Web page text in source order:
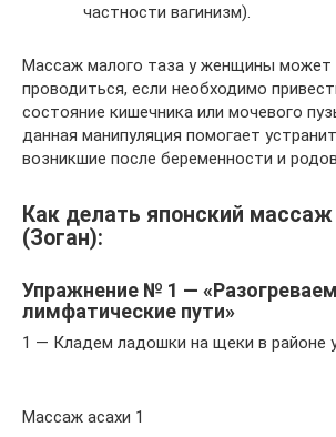
частности вагинизм).
Массаж малого таза у женщины может
проводиться, если необходимо
состояние кишечника или мочевого
данная манипуляция помогает
возникшие после беременности и
Как делать японский
(Зоган):
Упражнение № 1 — «Разогреваем
лимфатические пути»
1 — Кладем ладошки на щеки в районе
Массаж асахи 1